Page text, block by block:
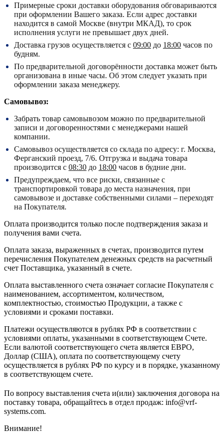
Примерные сроки доставки оборудования обговариваются
при оформлении Вашего заказа. Если адрес доставки
находится в самой Москве (внутри МКАД), то срок
исполнения услуги не превышает двух дней.
Доставка грузов осуществляется с 09:00 до 18:00 часов по
будням.
По предварительной договорённости доставка может быть
организована в иные часы. Об этом следует указать при
оформлении заказа менеджеру.
Самовывоз:
Забрать товар самовывозом можно по предварительной
записи и договоренностями с менеджерами нашей
компании.
Самовывоз осуществляется со склада по адресу: г. Москва,
Ферганский проезд, 7/6. Отгрузка и выдача товара
производится с 08:30 до 18:00 часов в будние дни.
Предупреждаем, что все риски, связанные с
транспортировкой товара до места назначения, при
самовывозе и доставке собственными силами – переходят
на Покупателя.
Оплата производится только после подтверждения заказа и
получения вами счета.
Оплата заказа, выраженных в счетах, производится путем
перечисления Покупателем денежных средств на расчетный
счет Поставщика, указанный в счете.
Оплата выставленного счета означает согласие Покупателя с
наименованием, ассортиментом, количеством,
комплектностью, стоимостью Продукции, а также с
условиями и сроками поставки.
Платежи осуществляются в рублях РФ в соответствии с
условиями оплаты, указанными в соответствующем Счете.
Если валютой соответствующего счета является ЕВРО,
Доллар (США), оплата по соответствующему cчету
осуществляется в рублях РФ по курсу и в порядке, указанному
в соответствующем cчете.
По вопросу выставления счета и(или) заключения договора на
поставку товара, обращайтесь в отдел продаж: info@vrf-
systems.com.
Внимание!